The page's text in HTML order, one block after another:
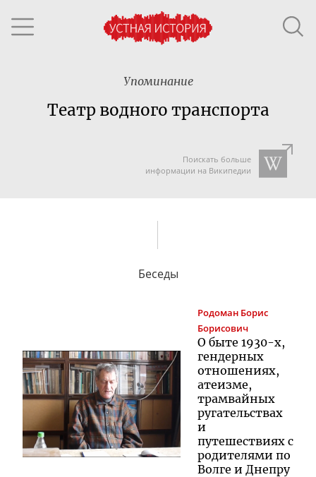
Упоминание
Театр водного транспорта
Поискать больше
информации на Википедии
Беседы
Родоман Борис
Борисович
О быте 1930-х,
гендерных
отношениях,
атеизме,
трамвайных
ругательствах
и
путешествиях с
родителями по
Волге и Днепру